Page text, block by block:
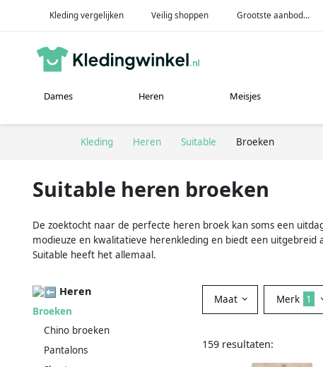
Kleding vergelijken Veilig shoppen Grootste aanbod...
Dames Heren Meisjes
Kleding Heren Suitable Broeken
Suitable heren broeken
De zoektocht naar de perfecte heren broek kan soms een
modieuze en kwalitatieve herenkleding en biedt een
Suitable heeft het allemaal.
Heren
Broeken
Chino broeken
Pantalons
Maat Merk 1
159 resultaten: